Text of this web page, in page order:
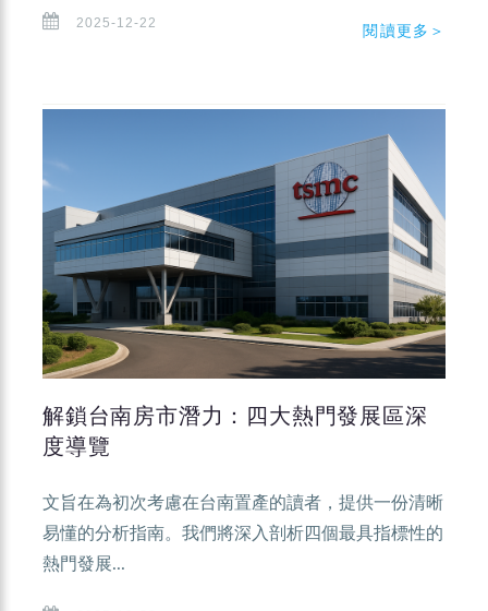
2025-12-22 閱讀更多＞
解鎖台南房市潛力：四大熱門發展區深
度導覽
文旨在為初次考慮在台南置產的讀者，提供一份清晰
易懂的分析指南。我們將深入剖析四個最具指標性的
熱門發展...